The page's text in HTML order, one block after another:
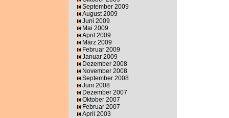
September 2009
August 2009
Juni 2009
Mai 2009
April 2009
März 2009
Februar 2009
Januar 2009
Dezember 2008
November 2008
September 2008
Juni 2008
Dezember 2007
Oktober 2007
Februar 2007
April 2003